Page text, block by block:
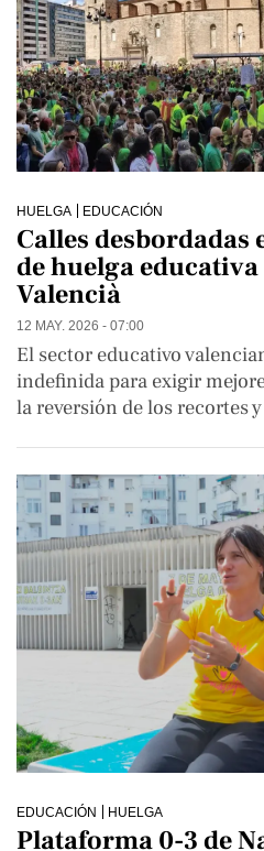
HUELGA EDUCACIÓN
Calles
de huelga educativa
Valencià
12 MAY. 2026 - 07:00
El sector educativo
indefinida para exigir
la reversión de los recortes
EDUCACIÓN HUELGA
Plataforma 0-3 de